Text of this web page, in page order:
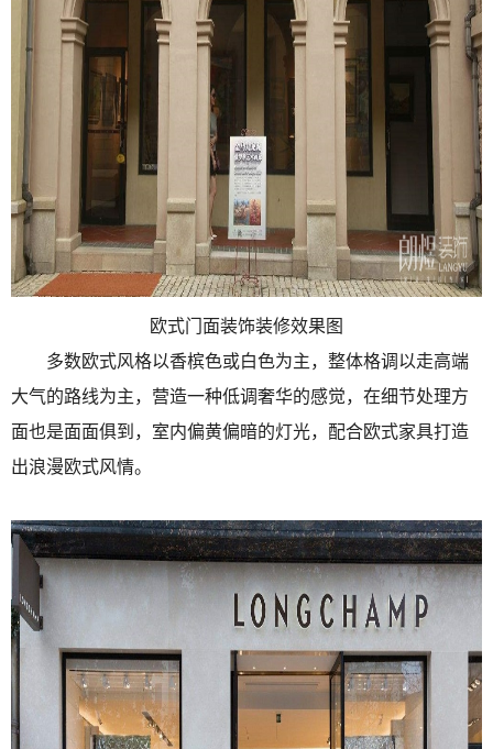
欧式门面装饰装修效果图
多数欧式风格以香槟色或白色为主，整体格调以走高端
大气的路线为主，营造一种低调奢华的感觉，在细节处理方
面也是面面俱到，室内偏黄偏暗的灯光，配合欧式家具打造
出浪漫欧式风情。